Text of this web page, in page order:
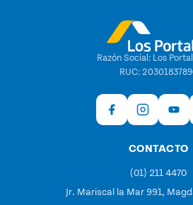
Razón Social: Los
RUC:
CONTACTO
(01) 211 4470
Jr. Mariscal la Mar 991,